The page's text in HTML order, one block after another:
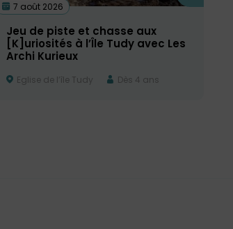
7 août 2026
Jeu de piste et chasse aux
[K]uriosités à l’Île Tudy avec Les
Archi Kurieux
Eglise de l’île Tudy Dès 4 ans